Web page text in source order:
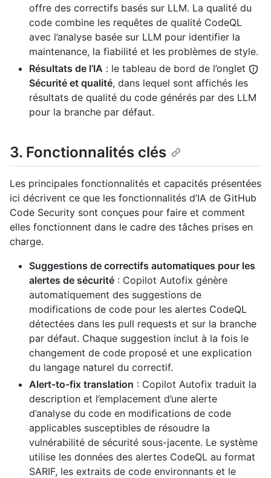
offre des correctifs basés sur LLM. La qualité du
code combine les requêtes de qualité CodeQL
avec l’analyse basée sur LLM pour identifier la
maintenance, la fiabilité et les problèmes de style.
Résultats de l’IA : le tableau de bord de l’onglet
Sécurité et qualité, dans lequel sont affichés les
résultats de qualité du code générés par des LLM
pour la branche par défaut.
3. Fonctionnalités clés
Les principales fonctionnalités et capacités présentées
ici décrivent ce que les fonctionnalités d’IA de GitHub
Code Security sont conçues pour faire et comment
elles fonctionnent dans le cadre des tâches prises en
charge.
Suggestions de correctifs automatiques pour les
alertes de sécurité : Copilot Autofix génère
automatiquement des suggestions de
modifications de code pour les alertes CodeQL
détectées dans les pull requests et sur la branche
par défaut. Chaque suggestion inclut à la fois le
changement de code proposé et une explication
du langage naturel du correctif.
Alert-to-fix translation : Copilot Autofix traduit la
description et l’emplacement d’une alerte
d’analyse du code en modifications de code
applicables susceptibles de résoudre la
vulnérabilité de sécurité sous-jacente. Le système
utilise les données des alertes CodeQL au format
SARIF, les extraits de code environnants et le